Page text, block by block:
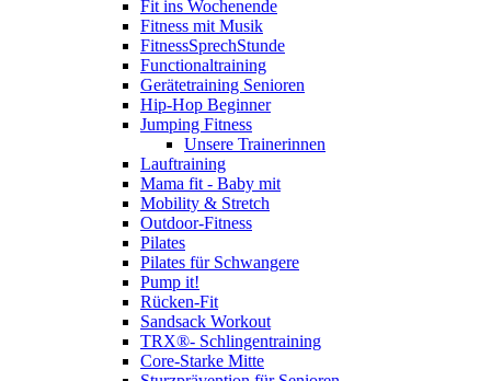
Fit ins Wochenende
Fitness mit Musik
FitnessSprechStunde
Functionaltraining
Gerätetraining Senioren
Hip-Hop Beginner
Jumping Fitness
Unsere Trainerinnen
Lauftraining
Mama fit - Baby mit
Mobility & Stretch
Outdoor-Fitness
Pilates
Pilates für Schwangere
Pump it!
Rücken-Fit
Sandsack Workout
TRX®- Schlingentraining
Core-Starke Mitte